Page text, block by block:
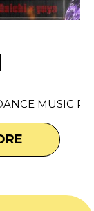
MUSIC P...